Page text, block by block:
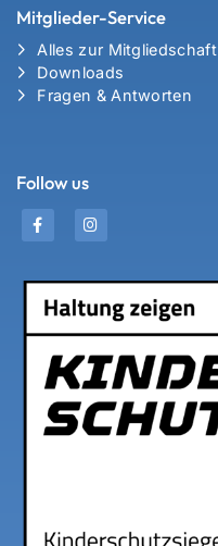
Mitglieder-Service
Alles zur Mitgliedschaft
Downloads
Fragen & Antworten
Follow us